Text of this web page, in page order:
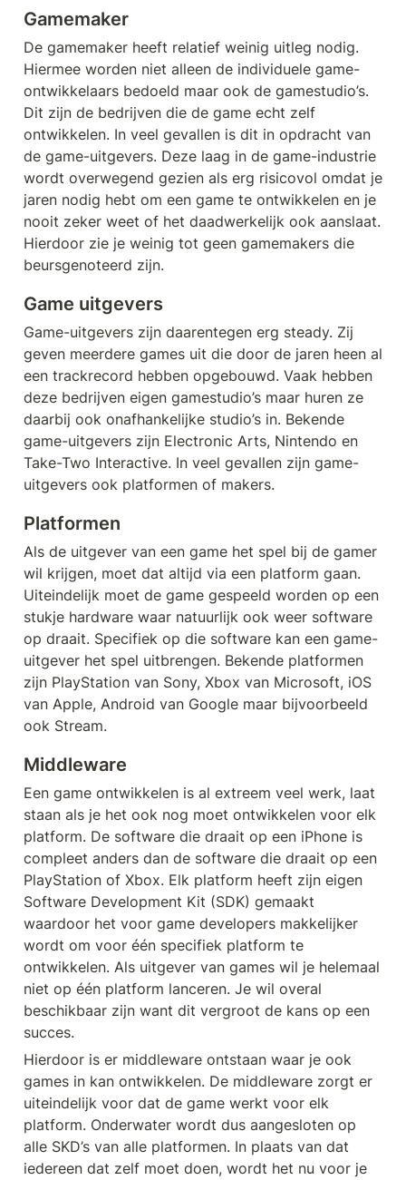
Gamemaker
De gamemaker heeft relatief weinig uitleg nodig.
Hiermee worden niet alleen de individuele game-
ontwikkelaars bedoeld maar ook de gamestudio’s.
Dit zijn de bedrijven die de game echt zelf
ontwikkelen. In veel gevallen is dit in opdracht van
de game-uitgevers. Deze laag in de game-industrie
wordt overwegend gezien als erg risicovol omdat je
jaren nodig hebt om een game te ontwikkelen en je
nooit zeker weet of het daadwerkelijk ook aanslaat.
Hierdoor zie je weinig tot geen gamemakers die
beursgenoteerd zijn.
Game uitgevers
Game-uitgevers zijn daarentegen erg steady. Zij
geven meerdere games uit die door de jaren heen al
een trackrecord hebben opgebouwd. Vaak hebben
deze bedrijven eigen gamestudio’s maar huren ze
daarbij ook onafhankelijke studio’s in. Bekende
game-uitgevers zijn Electronic Arts, Nintendo en
Take-Two Interactive. In veel gevallen zijn game-
uitgevers ook platformen of makers.
Platformen
Als de uitgever van een game het spel bij de gamer
wil krijgen, moet dat altijd via een platform gaan.
Uiteindelijk moet de game gespeeld worden op een
stukje hardware waar natuurlijk ook weer software
op draait. Specifiek op die software kan een game-
uitgever het spel uitbrengen. Bekende platformen
zijn PlayStation van Sony, Xbox van Microsoft, iOS
van Apple, Android van Google maar bijvoorbeeld
ook Stream.
Middleware
Een game ontwikkelen is al extreem veel werk, laat
staan als je het ook nog moet ontwikkelen voor elk
platform. De software die draait op een iPhone is
compleet anders dan de software die draait op een
PlayStation of Xbox. Elk platform heeft zijn eigen
Software Development Kit (SDK) gemaakt
waardoor het voor game developers makkelijker
wordt om voor één specifiek platform te
ontwikkelen. Als uitgever van games wil je helemaal
niet op één platform lanceren. Je wil overal
beschikbaar zijn want dit vergroot de kans op een
succes.
Hierdoor is er middleware ontstaan waar je ook
games in kan ontwikkelen. De middleware zorgt er
uiteindelijk voor dat de game werkt voor elk
platform. Onderwater wordt dus aangesloten op
alle SKD’s van alle platformen. In plaats van dat
iedereen dat zelf moet doen, wordt het nu voor je